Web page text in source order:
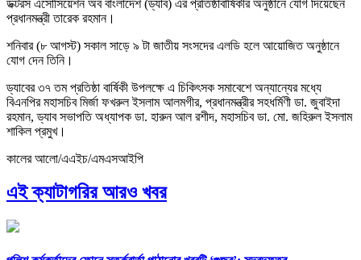
ডক্টরস এসোসিয়েশন অব বাংলাদেশ (ড্যাব) এর প্রতিষ্ঠাবার্ষিকীর অনুষ্ঠানে যোগ দিয়েছেন
প্রধানমন্ত্রী তারেক রহমান।
শনিবার (৮ আগস্ট) সকাল সাড়ে ৯ টা জাতীয় সংসদের এলডি হলে আয়োজিত অনুষ্ঠানে
যোগ দেন তিনি।
ড্যাবের ৩৭ তম প্রতিষ্ঠা বার্ষিকী উপলক্ষে এ চিকিৎসক সমাবেশে অন্যান্যের মধ্যে
বিএনপির মহাসচিব মির্জা ফখরুল ইসলাম আলমগীর, প্রধানমন্ত্রীর সহধর্মিণী ডা. জুবাইদা
রহমান, ড্যাব সভাপতি অধ্যাপক ডা. হারুন আল রশীদ, মহাসচিব ডা. মো. জহিরুল ইসলাম
শাকিল প্রমুখ।
কালের আলো/এএইচ/এমএসআইপি
এই ক্যাটাগরির আরও খবর